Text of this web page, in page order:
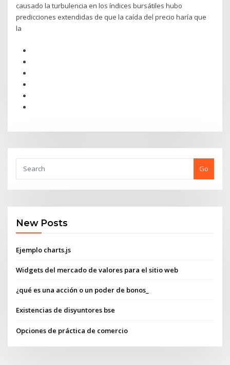
causado la turbulencia en los índices bursátiles hubo
predicciones extendidas de que la caída del precio haría que
la
Go
New Posts
Ejemplo charts.js
Widgets del mercado de valores para el sitio web
¿qué es una acción o un poder de bonos_
Existencias de disyuntores bse
Opciones de práctica de comercio